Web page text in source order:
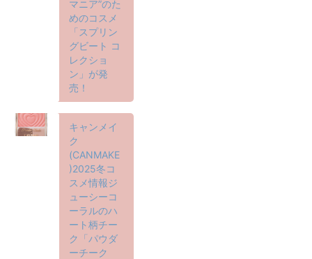
マニア”のた
めのコスメ
「スプリン
グビート コ
レクショ
ン」が発
売！
キャンメイ
ク
(CANMAKE
)2025冬コ
スメ情報ジ
ューシーコ
ーラルのハ
ート柄チー
ク「パウダ
ーチーク